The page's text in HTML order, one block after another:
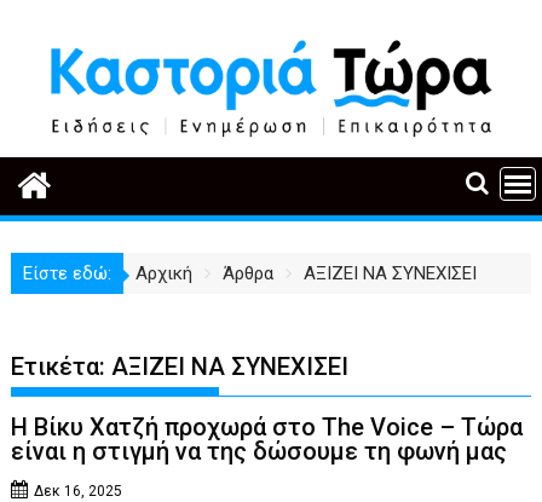
περιεχόμενο
Είστε εδώ: Αρχική Άρθρα ΑΞΙΖΕΙ ΝΑ ΣΥΝΕΧΙΣΕΙ
Ετικέτα:ΑΞΙΖΕΙ ΝΑ ΣΥΝΕΧΙΣΕΙ
Η Βίκυ Χατζή προχωρά στο The Voice – Τώρα
είναι η στιγμή να της δώσουμε τη φωνή μας
Δεκ 16, 2025